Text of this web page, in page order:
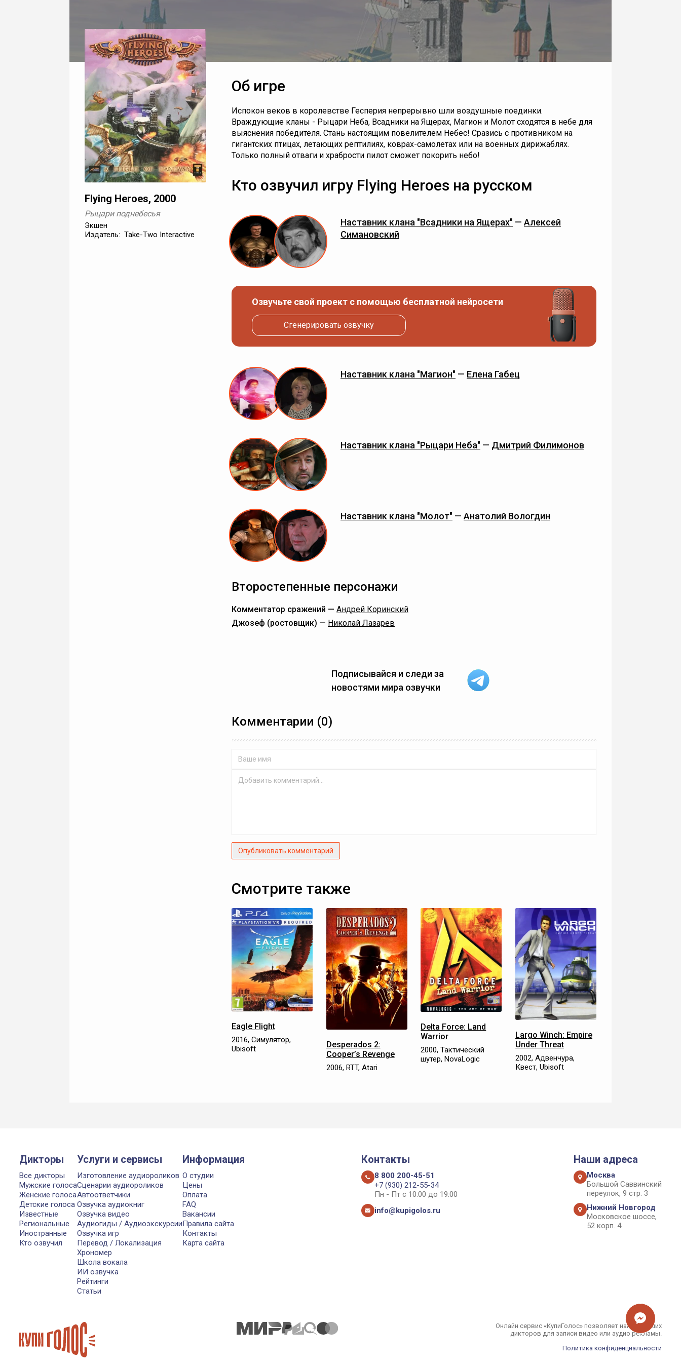
Flying Heroes, 2000
Рыцари поднебесья
Экшен
Издатель: Take-Two Interactive
Об игре
Испокон веков в королевстве Гесперия непрерывно шли воздушные поединки.
Враждующие кланы - Рыцари Неба, Всадники на Ящерах, Магион и Молот сходятся в небе для
выяснения победителя. Стань настоящим повелителем Небес! Сразись с противником на
гигантских птицах, летающих рептилиях, коврах-самолетах или на военных дирижаблях.
Только полный отваги и храбрости пилот сможет покорить небо!
Кто озвучил игру Flying Heroes на русском
Наставник клана "Всадники на Ящерах" — Алексей
Симановский
Озвучьте свой проект с помощью бесплатной нейросети
Сгенерировать озвучку
Наставник клана "Магион" — Елена Габец
Наставник клана "Рыцари Неба" — Дмитрий Филимонов
Наставник клана "Молот" — Анатолий Вологдин
Второстепенные персонажи
Комментатор сражений — Андрей Коринский
Джозеф (ростовщик) — Николай Лазарев
Подписывайся и следи за
новостями мира озвучки
Комментарии (0)
Опубликовать комментарий
Смотрите также
Eagle Flight
2016, Симулятор,
Ubisoft
Desperados 2:
Cooper’s Revenge
2006, RTT, Atari
Delta Force: Land
Warrior
2000, Тактический
шутер, NovaLogic
Largo Winch: Empire
Under Threat
2002, Адвенчура,
Квест, Ubisoft
Дикторы
Все дикторы
Мужские голоса
Женские голоса
Детские голоса
Известные
Региональные
Иностранные
Кто озвучил
Услуги и сервисы
Изготовление аудиороликов
Сценарии аудиороликов
Автоответчики
Озвучка аудиокниг
Озвучка видео
Аудиогиды / Аудиоэкскурсии
Озвучка игр
Перевод / Локализация
Хрономер
Школа вокала
ИИ озвучка
Рейтинги
Статьи
Информация
О студии
Цены
Оплата
FAQ
Вакансии
Правила сайта
Контакты
Карта сайта
Контакты
8 800 200-45-51
+7 (930) 212-55-34
Пн - Пт с 10:00 до 19:00
info@kupigolos.ru
Наши адреса
Москва
Большой Саввинский
переулок, 9 стр. 3
Нижний Новгород
Московское шоссе,
52 корп. 4
Онлайн сервис «КупиГолос» позволяет найти лучших
дикторов для записи видео или аудио рекламы.
Политика конфиденциальности